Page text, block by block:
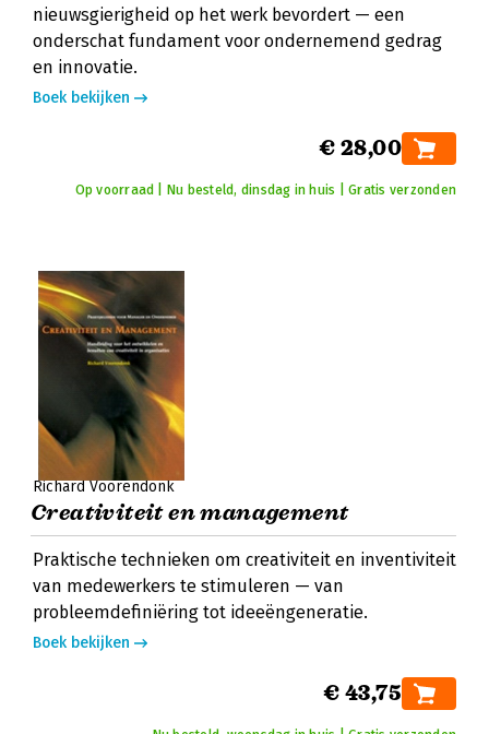
nieuwsgierigheid op het werk bevordert — een
onderschat fundament voor ondernemend gedrag
en innovatie.
Boek bekijken
€ 28,00
Op voorraad | Nu besteld, dinsdag in huis | Gratis verzonden
Richard Voorendonk
Creativiteit en management
Praktische technieken om creativiteit en inventiviteit
van medewerkers te stimuleren — van
probleemdefiniëring tot ideeëngeneratie.
Boek bekijken
€ 43,75